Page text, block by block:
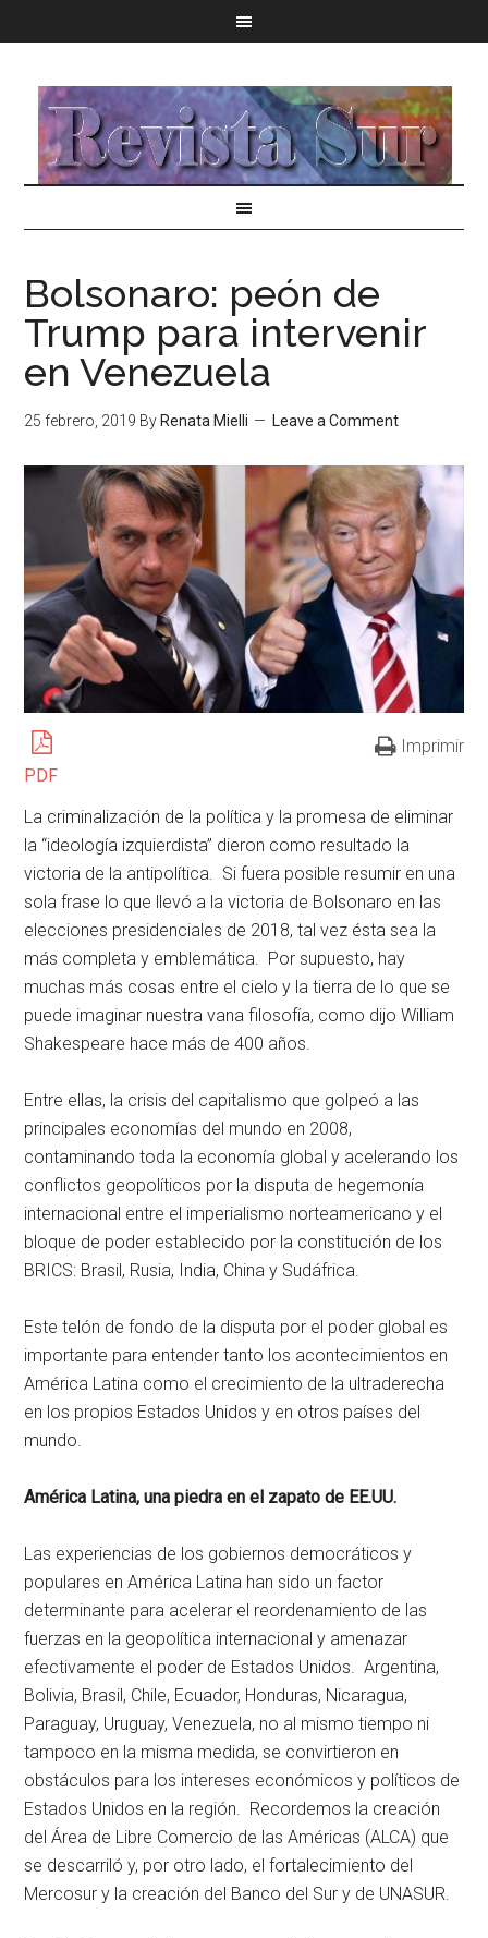
Bolsonaro: peón de
Trump para intervenir
en Venezuela
25 febrero, 2019 By Renata Mielli Leave a Comment
PDF
Imprimir
La criminalización de la política y la promesa de eliminar
la “ideología izquierdista” dieron como resultado la
victoria de la antipolítica. Si fuera posible resumir en una
sola frase lo que llevó a la victoria de Bolsonaro en las
elecciones presidenciales de 2018, tal vez ésta sea la
más completa y emblemática. Por supuesto, hay
muchas más cosas entre el cielo y la tierra de lo que se
puede imaginar nuestra vana filosofía, como dijo William
Shakespeare hace más de 400 años.
Entre ellas, la crisis del capitalismo que golpeó a las
principales economías del mundo en 2008,
contaminando toda la economía global y acelerando los
conflictos geopolíticos por la disputa de hegemonía
internacional entre el imperialismo norteamericano y el
bloque de poder establecido por la constitución de los
BRICS: Brasil, Rusia, India, China y Sudáfrica.
Este telón de fondo de la disputa por el poder global es
importante para entender tanto los acontecimientos en
América Latina como el crecimiento de la ultraderecha
en los propios Estados Unidos y en otros países del
mundo.
América Latina, una piedra en el zapato de EE.UU.
Las experiencias de los gobiernos democráticos y
populares en América Latina han sido un factor
determinante para acelerar el reordenamiento de las
fuerzas en la geopolítica internacional y amenazar
efectivamente el poder de Estados Unidos. Argentina,
Bolivia, Brasil, Chile, Ecuador, Honduras, Nicaragua,
Paraguay, Uruguay, Venezuela, no al mismo tiempo ni
tampoco en la misma medida, se convirtieron en
obstáculos para los intereses económicos y políticos de
Estados Unidos en la región. Recordemos la creación
del Área de Libre Comercio de las Américas (ALCA) que
se descarriló y, por otro lado, el fortalecimiento del
Mercosur y la creación del Banco del Sur y de UNASUR.